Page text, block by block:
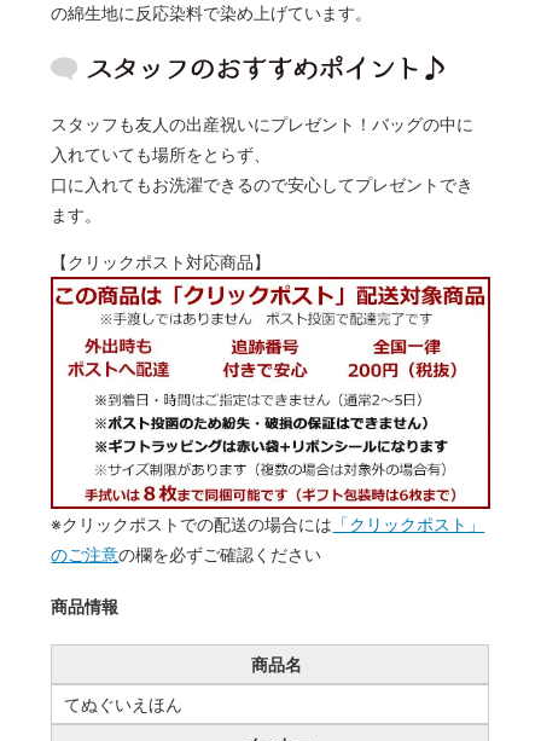
の綿生地に反応染料で染め上げています。
スタッフも友人の出産祝いにプレゼント！バッグの中に
入れていても場所をとらず、
口に入れてもお洗濯できるので安心してプレゼントでき
ます。
【クリックポスト対応商品】
※クリックポストでの配送の場合には 「クリックポスト」
のご注意の欄を必ずご確認ください
商品情報
商品名
てぬぐいえほん